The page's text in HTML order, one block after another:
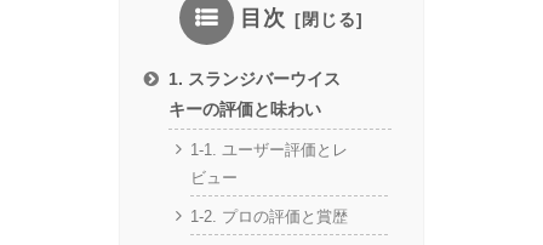
目次
1. スランジバーウイス
キーの評価と味わい
1-1. ユーザー評価とレ
ビュー
1-2. プロの評価と賞歴